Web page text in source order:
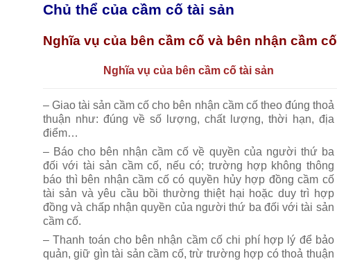
Chủ thể của cầm cố tài sản
Nghĩa vụ của bên cầm cố và bên nhận cầm cố
Nghĩa vụ của bên cầm cố tài sản
– Giao tài sản cầm cố cho bên nhận cầm cố theo đúng thoả
thuận như: đúng về số lượng, chất lượng, thời hạn, địa
điểm…
– Báo cho bên nhận cầm cố về quyền của người thứ ba
đối với tài sản cầm cố, nếu có; trường hợp không thông
báo thì bên nhận cầm cố có quyền hủy hợp đồng cầm cố
tài sản và yêu cầu bồi thường thiệt hại hoặc duy trì hợp
đồng và chấp nhận quyền của người thứ ba đối với tài sản
cầm cố.
– Thanh toán cho bên nhận cầm cố chi phí hợp lý để bảo
quản, giữ gìn tài sản cầm cố, trừ trường hợp có thoả thuận